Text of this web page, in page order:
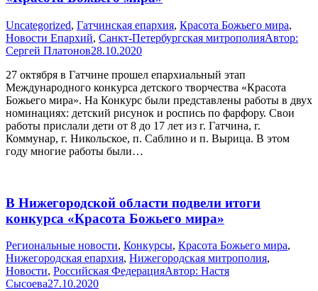
Uncategorized, Гатчинская епархия, Красота Божьего мира,
Новости Епархий, Санкт-Петербургская митрополияАвтор:
Сергей Платонов28.10.2020
27 октября в Гатчине прошел епархиальный этап
Международного конкурса детского творчества «Красота
Божьего мира». На Конкурс были представлены работы в двух
номинациях: детский рисунок и роспись по фарфору. Свои
работы прислали дети от 8 до 17 лет из г. Гатчина, г.
Коммунар, г. Никольское, п. Саблино и п. Вырица. В этом
году многие работы были…
В Нижегородской области подвели итоги
конкурса «Красота Божьего мира»
Pегиональные новости, Конкурсы, Красота Божьего мира,
Нижегородская епархия, Нижегородская митрополия,
Новости, Российская ФедерацияАвтор: Настя
Сысоева27.10.2020